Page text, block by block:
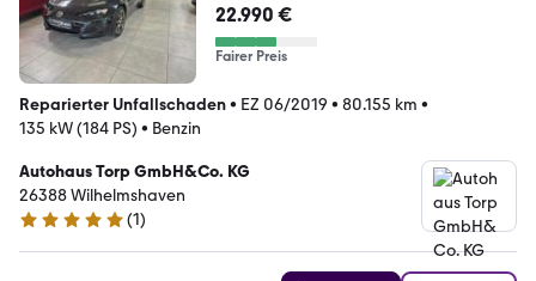
22.990 €
Fairer Preis
Reparierter Unfallschaden• EZ 06/2019 • 80.155 km •
135 kW (184 PS) • Benzin
Autohaus Torp GmbH&Co. KG
26388 Wilhelmshaven
5 Sterne
(1)